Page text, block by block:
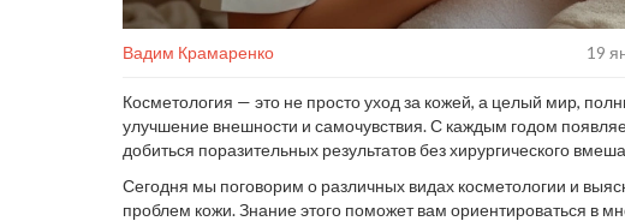
Вадим Крамаренко 19
Косметология — это не просто уход за кожей, а целый мир,
улучшение внешности и самочувствия. С каждым годом
добиться поразительных результатов без хирургического
Сегодня мы поговорим о различных видах косметологии и
проблем кожи. Знание этого поможет вам ориентироваться в